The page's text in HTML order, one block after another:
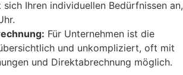
sich Ihren individuellen Bedürfnissen an,
Für Unternehmen ist die
und unkompliziert, oft mit
und Direktabrechnung möglich.